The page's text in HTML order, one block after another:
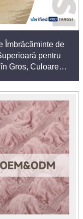
specifice:
funcționalitate
poliester pot fi
UV sau
și permite soluții
Îmbrăcăminte de
pentru
Gros, Culoare